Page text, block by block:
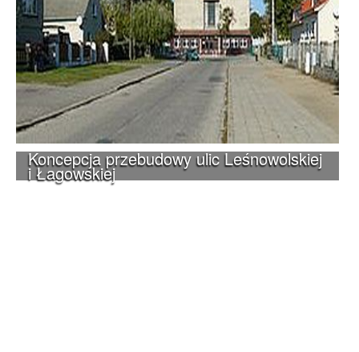
Koncepcja przebudowy ulic Leśnowolskiej
i Łagowskiej